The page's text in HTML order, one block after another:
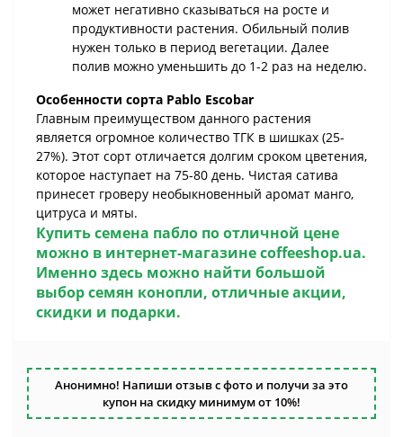
может негативно сказываться на росте и
продуктивности растения. Обильный полив
нужен только в период вегетации. Далее
полив можно уменьшить до 1-2 раз на неделю.
Особенности сорта Pablo Escobar
Главным преимуществом данного растения
является огромное количество ТГК в шишках (25-
27%). Этот сорт отличается долгим сроком цветения,
которое наступает на 75-80 день. Чистая сатива
принесет гроверу необыкновенный аромат манго,
цитруса и мяты.
Купить семена пабло по отличной цене
можно в интернет-магазине coffeeshop.ua.
Именно здесь можно найти большой
выбор семян конопли, отличные акции,
скидки и подарки.
Анонимно! Напиши отзыв с фото и получи за это
купон на скидку минимум от 10%!